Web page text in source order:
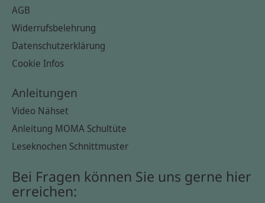
AGB
Widerrufsbelehrung
Datenschutzerklärung
Cookie Infos
Anleitungen
Video Nähset
Anleitung MOMA Schultüte
Leseknochen Schnittmuster
Bei Fragen können Sie uns gerne hier
erreichen: